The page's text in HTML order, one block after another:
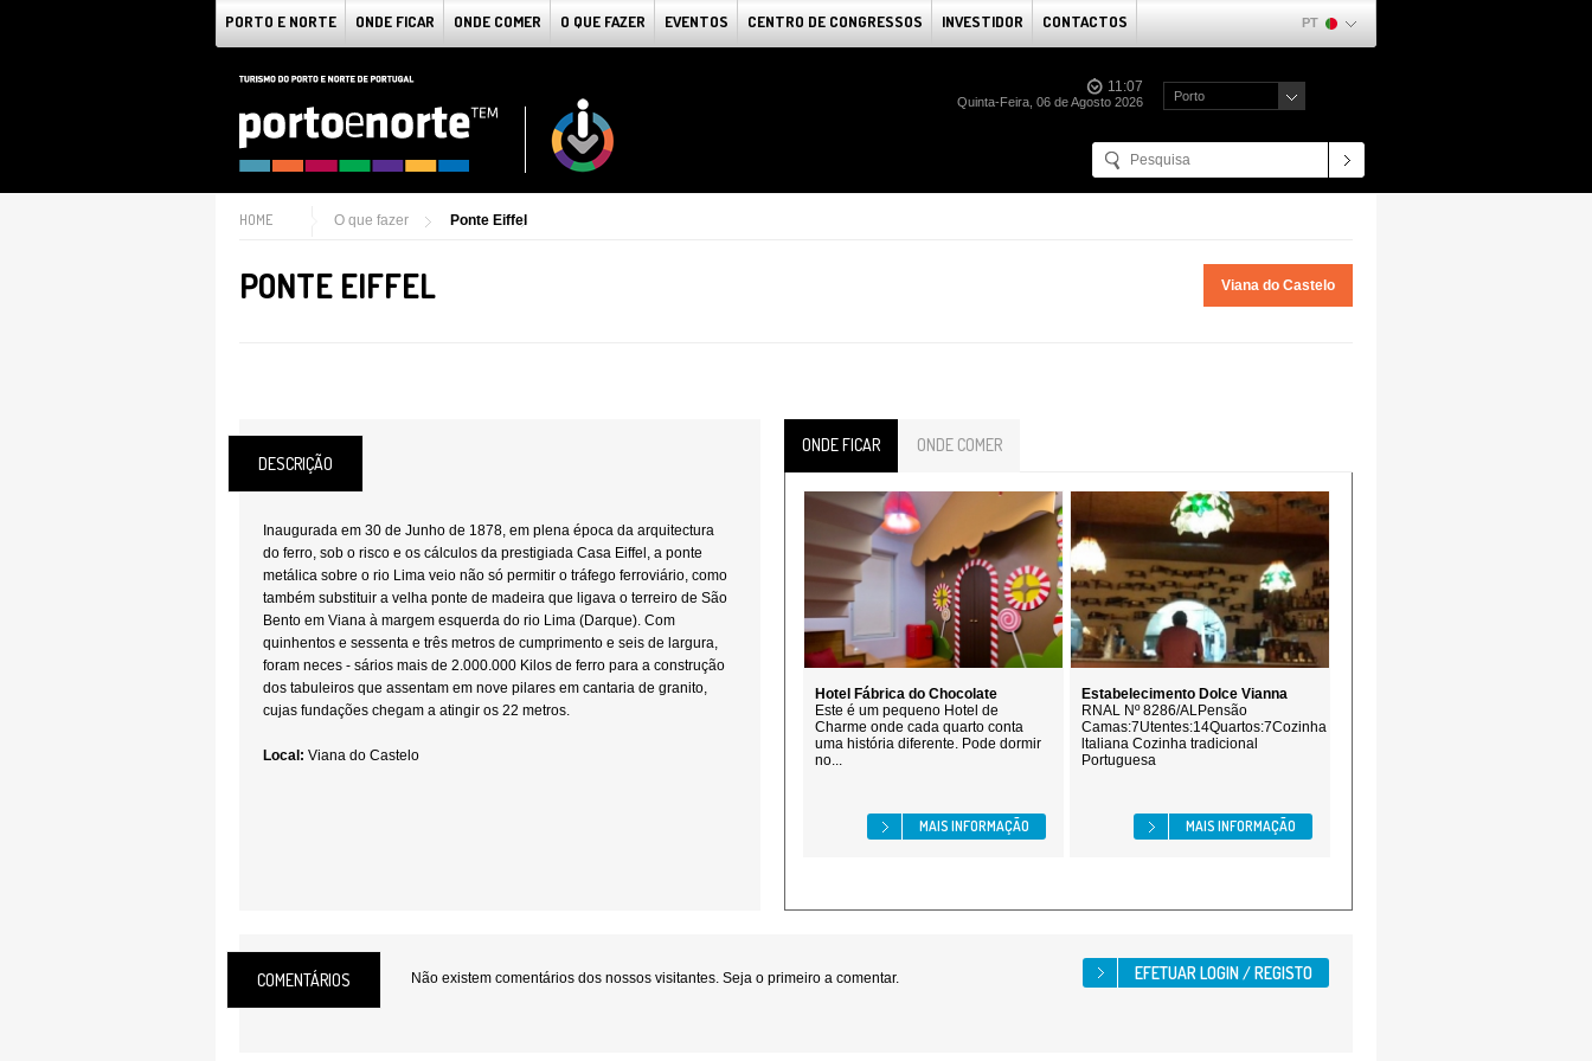
PORTO E NORTE ONDE FICAR ONDE COMER O QUE FAZER EVENTOS CENTRO DE CONGRESSOS INVESTIDOR CONTACTOS PT
11:07
Quinta-Feira, 06 de Agosto 2026 Porto
HOME O que fazer Ponte Eiffel
PONTE EIFFEL Viana do Castelo
DESCRIÇÃO
Inaugurada em 30 de Junho de 1878, em plena época da arquitectura
do ferro, sob o risco e os cálculos da prestigiada Casa Eiffel, a ponte
metálica sobre o rio Lima veio não só permitir o tráfego ferroviário, como
também substituir a velha ponte de madeira que ligava o terreiro de São
Bento em Viana à margem esquerda do rio Lima (Darque). Com
quinhentos e sessenta e três metros de cumprimento e seis de largura,
foram neces - sários mais de 2.000.000 Kilos de ferro para a construção
dos tabuleiros que assentam em nove pilares em cantaria de granito,
cujas fundações chegam a atingir os 22 metros.
Local: Viana do Castelo
ONDE FICAR ONDE COMER
Hotel Fábrica do Chocolate
Este é um pequeno Hotel de
Charme onde cada quarto conta
uma história diferente. Pode dormir
no...
MAIS INFORMAÇÃO
Estabelecimento Dolce Vianna
RNAL Nº 8286/ALPensão
Camas:7Utentes:14Quartos:7Cozinha
ltaliana Cozinha tradicional
Portuguesa
MAIS INFORMAÇÃO
COMENTÁRIOS Não existem comentários dos nossos visitantes. Seja o primeiro a comentar.